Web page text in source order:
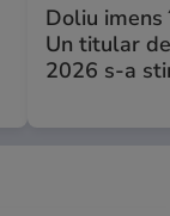
Doliu
Un titular
2026 s-a